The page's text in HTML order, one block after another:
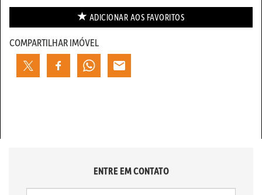
ADICIONAR AOS FAVORITOS
COMPARTILHAR IMÓVEL
ENTRE EM CONTATO